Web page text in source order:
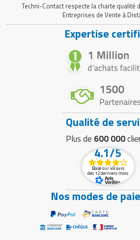
Techni-Contact respecte la charte qualité
Entreprises de Vente à
Expertise
Qualité de
Plus de 600 000
4.1/5
Basé sur 49 avis
des 12 derniers mois
Nos modes de